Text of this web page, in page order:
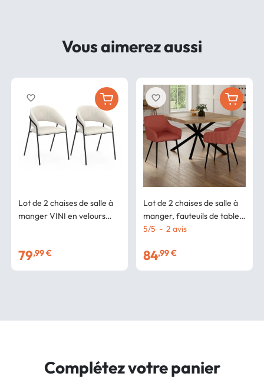
Vous aimerez aussi
Lot de 2 chaises de salle à
manger VINI en velours
79,99 €
favorite_border
Lot de 2 chaises de salle à
manger, fauteuils de table
JANY en velours côtelé
5/5 - 2 avis
84,99 €
favorite_border
Complétez votre panier